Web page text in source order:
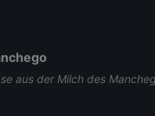
aus der Milch des